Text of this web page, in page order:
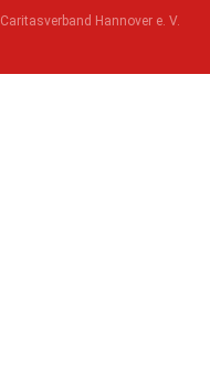
Hannover e. V